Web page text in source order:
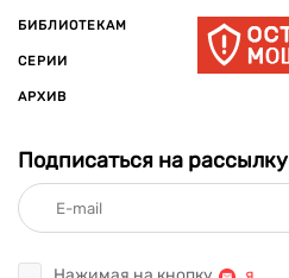
БИБЛИОТЕКАМ
СЕРИИ
АРХИВ
Подписаться на рассылку